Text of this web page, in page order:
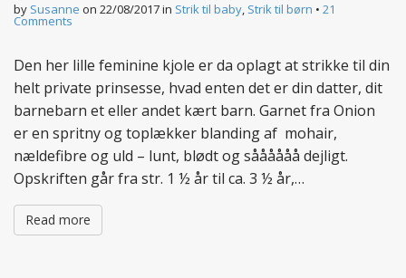
by Susanne on 22/08/2017in Strik til baby, Strik til børn • 21
Comments
Den her lille feminine kjole er da oplagt at strikke til din
helt private prinsesse, hvad enten det er din datter, dit
barnebarn et eller andet kært barn. Garnet fra Onion
er en spritny og toplækker blanding af mohair,
nældefibre og uld – lunt, blødt og såååååå dejligt.
Opskriften går fra str. 1 ½ år til ca. 3 ½ år,…
Read more